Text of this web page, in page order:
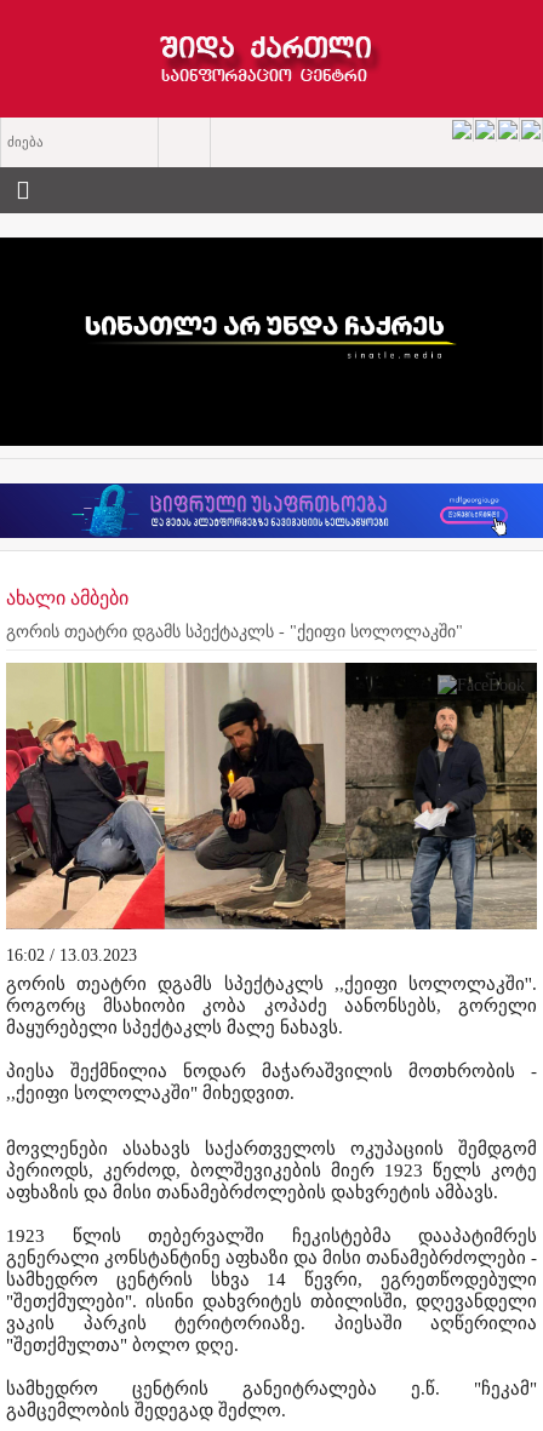
ახალი ამბები
გორის თეატრი დგამს სპექტაკლს - "ქეიფი სოლოლაკში"
16:02 / 13.03.2023
გორის თეატრი დგამს სპექტაკლს ,,ქეიფი სოლოლაკში''.
როგორც მსახიობი კობა კოპაძე აანონსებს, გორელი
მაყურებელი სპექტაკლს მალე ნახავს.
პიესა შექმნილია ნოდარ მაჭარაშვილის მოთხრობის -
,,ქეიფი სოლოლაკში" მიხედვით.
მოვლენები ასახავს საქართველოს ოკუპაციის შემდგომ
პერიოდს, კერძოდ, ბოლშევიკების მიერ 1923 წელს კოტე
აფხაზის და მისი თანამებრძოლების დახვრეტის ამბავს.
1923 წლის თებერვალში ჩეკისტებმა დააპატიმრეს
გენერალი კონსტანტინე აფხაზი და მისი თანამებრძოლები -
სამხედრო ცენტრის სხვა 14 წევრი, ეგრეთწოდებული
"შეთქმულები". ისინი დახვრიტეს თბილისში, დღევანდელი
ვაკის პარკის ტერიტორიაზე. პიესაში აღწერილია
"შეთქმულთა" ბოლო დღე.
სამხედრო ცენტრის განეიტრალება ე.წ. "ჩეკამ"
გამცემლობის შედეგად შეძლო.